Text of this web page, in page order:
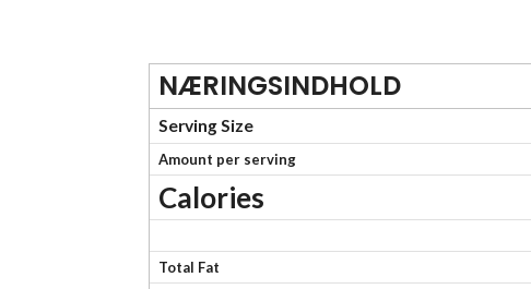
NÆRINGSINDHOLD
Serving Size
Amount per serving
Calories
Total Fat